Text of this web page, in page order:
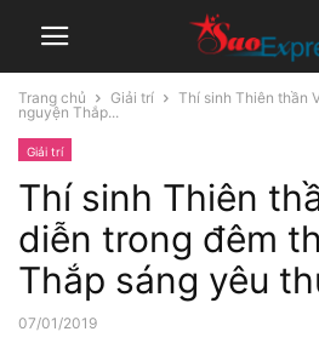
Trang chủ Giải trí
Thí sinh Thiên thần
nguyện Thắp...
Giải trí
Thí sinh Thiên
diễn trong đêm
Thắp sáng yêu
07/01/2019